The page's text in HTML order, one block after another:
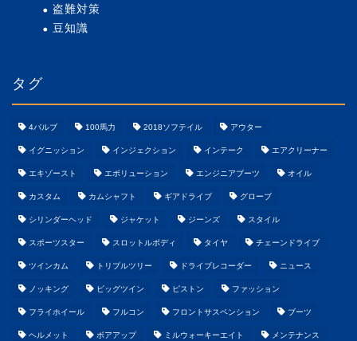
盗難対策
豆知識
タグ
4バルブ 100馬力 2018ソフテイル アウター
イグニッション インジェクション インテーク エアクリーナー
エキゾースト エボリューション エンジニアブーツ オイル
カスタム カムシャフト ギアドライブ グローブ
シリンダーヘッド ジャケット ジーンズ スタイル
スポーツスター スロットルボディ タイヤ チェーンドライブ
ツインカム トリプルツリー ドライブレコーダー ニュース
ノッキング ビッグツイン ピストン ファッション
フライホイール フルコン フロントサスペンション ブーツ
ヘルメット ボアアップ ミルウォーキーエイト メンテナンス